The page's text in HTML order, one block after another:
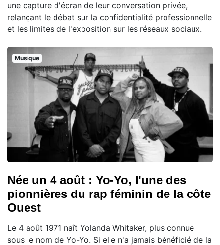
une capture d'écran de leur conversation privée,
relançant le débat sur la confidentialité professionnelle
et les limites de l'exposition sur les réseaux sociaux.
Musique
Née un 4 août : Yo-Yo, l'une des
pionnières du rap féminin de la côte
Ouest
Le 4 août 1971 naît Yolanda Whitaker, plus connue
sous le nom de Yo-Yo. Si elle n'a jamais bénéficié de la